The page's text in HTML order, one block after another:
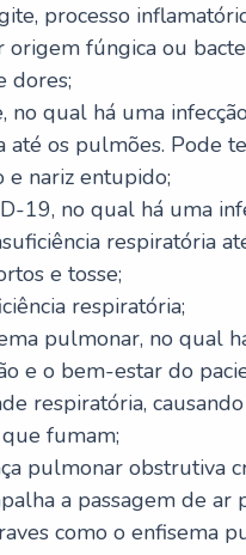
processo
origem fúngica ou
dores;
no qual há uma
até os pulmões. Pode
e nariz entupido;
19, no qual há uma
respiratória
e tosse;
respiratória;
pulmonar, no qual
e o bem-estar do
respiratória,
fumam;
pulmonar obstrutiva
a passagem de
como o enfisema